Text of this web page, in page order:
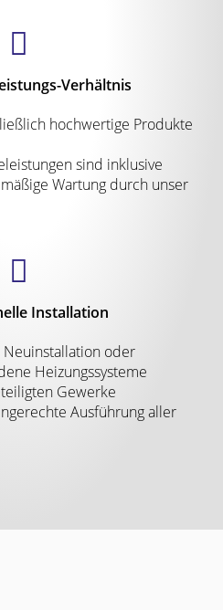
Verhältnis
hochwertige Produkte
sind inklusive
Wartung durch unser
Installation
oder
Heizungssysteme
Gewerke
Ausführung aller